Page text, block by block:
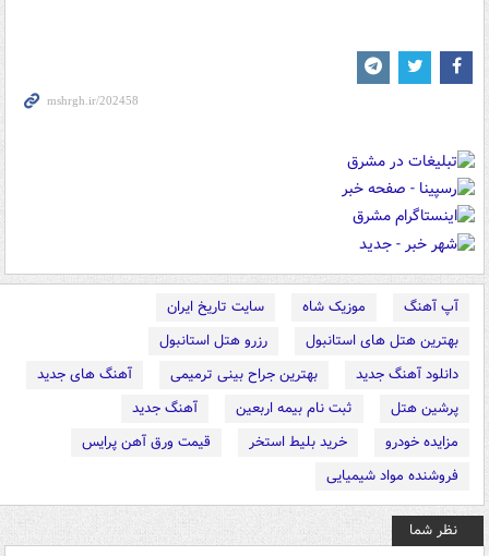
آپ آهنگ موزیک شاه
سایت تاریخ ایران
بهترین هتل های استانبول
رزرو هتل استانبول
دانلود آهنگ جدید
بهترین جراح بینی ترمیمی
آهنگ های جدید
پرشین هتل
ثبت نام بیمه اربعین
آهنگ جدید
مزایده خودرو
خرید بلیط استخر
قیمت ورق آهن پرایس
فروشنده مواد شیمیایی
نظر شما